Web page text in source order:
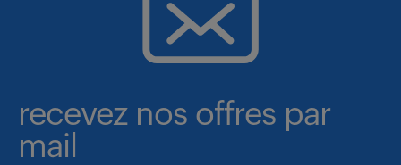
recevez nos offres par
mail